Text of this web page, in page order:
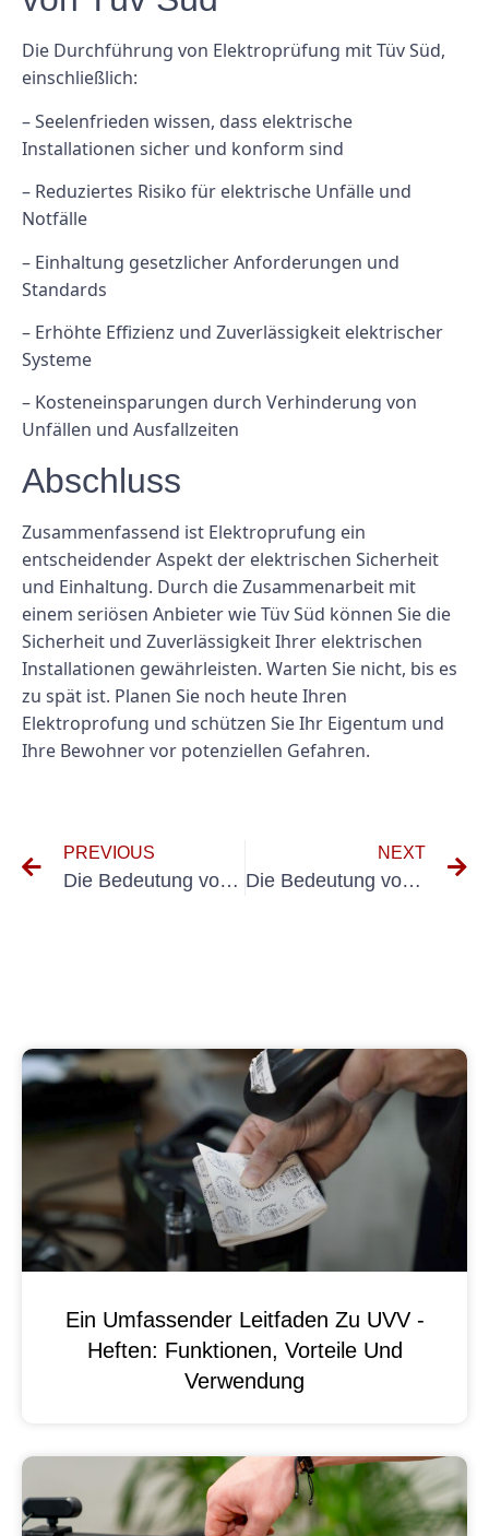
Die Durchführung von Elektroprüfung mit Tüv Süd,
einschließlich:
– Seelenfrieden wissen, dass elektrische
Installationen sicher und konform sind
– Reduziertes Risiko für elektrische Unfälle und
Notfälle
– Einhaltung gesetzlicher Anforderungen und
Standards
– Erhöhte Effizienz und Zuverlässigkeit elektrischer
Systeme
– Kosteneinsparungen durch Verhinderung von
Unfällen und Ausfallzeiten
Abschluss
Zusammenfassend ist Elektroprufung ein
entscheidender Aspekt der elektrischen Sicherheit
und Einhaltung. Durch die Zusammenarbeit mit
einem seriösen Anbieter wie Tüv Süd können Sie die
Sicherheit und Zuverlässigkeit Ihrer elektrischen
Installationen gewährleisten. Warten Sie nicht, bis es
zu spät ist. Planen Sie noch heute Ihren
Elektroprofung und schützen Sie Ihr Eigentum und
Ihre Bewohner vor potenziellen Gefahren.
PREVIOUS
Die Bedeutung von regelmäßigen Elektroprofung Stromerzeuger für die Sicherheit der Generator
NEXT
Die Bedeutung von UVV -Inspektionen für elektrische Sicherheit
Ein Umfassender Leitfaden Zu UVV -
Heften: Funktionen, Vorteile Und
Verwendung